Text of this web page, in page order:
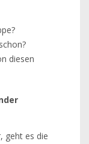
diesen
geht es die